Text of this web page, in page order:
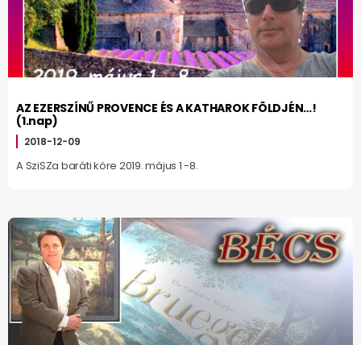
AZ EZERSZÍNŰ PROVENCE ÉS A KATHAROK FÖLDJÉN…!
(1.nap)
2018-12-09
A SziSZa baráti köre 2019. május 1 -8.